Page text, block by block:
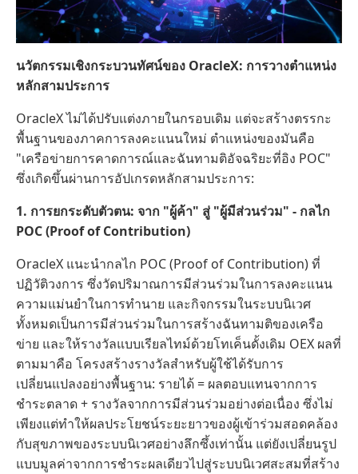
นวัตกรรมเชิงกระบวนทัศน์ของ OracleX: การวางตำแหน่ง
หลักสามประการ
OracleX ไม่ได้ปรับแต่งภายในกรอบเดิม แต่จะสร้างตรรกะ
พื้นฐานของภาคการลงคะแนนใหม่ ตำแหน่งของมันคือ
"เครือข่ายการคาดการณ์และฉันทามติอัจฉริยะที่อิง POC"
ซึ่งเกิดขึ้นผ่านการอัปเกรดหลักสามประการ:
1. การยกระดับตัวตน: จาก "ผู้ค้า" สู่ "ผู้มีส่วนร่วม" - กลไก
POC (Proof of Contribution)
OracleX แนะนำกลไก POC (Proof of Contribution) ที่
ปฏิวัติวงการ ซึ่งวัดปริมาณการมีส่วนร่วมในการลงคะแนน
ความแม่นยำในการทำนาย และกิจกรรมในระบบนิเวศ
ทั้งหมดเป็นการมีส่วนร่วมในการสร้างฉันทามติของเครือ
ข่าย และให้รางวัลแบบเรียลไทม์ด้วยโทเค็นดั้งเดิม OEX ผลที่
ตามมาคือ โครงสร้างรางวัลสำหรับผู้ใช้ได้รับการ
เปลี่ยนแปลงอย่างพื้นฐาน: รายได้ = ผลตอบแทนจากการ
ชำระตลาด + รางวัลจากการมีส่วนร่วมอย่างต่อเนื่อง ซึ่งไม่
เพียงแต่ทำให้ผลประโยชน์ระยะยาวของผู้เข้าร่วมสอดคล้อง
กับสุขภาพของระบบนิเวศอย่างลึกซึ้งเท่านั้น แต่ยังเปลี่ยนรูป
แบบมูลค่าจากการชำระผลเดียวไปสู่ระบบนิเวศสะสมที่สร้าง